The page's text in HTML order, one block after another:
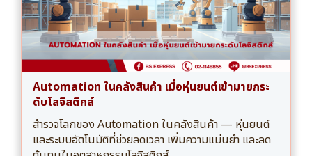
Automation ในคลังสินค้า เมื่อหุ่นยนต์เข้ามายกระ
ดับโลจิสติกส์
สำรวจโลกของ Automation ในคลังสินค้า — หุ่นยนต์
และระบบอัตโนมัติที่ช่วยลดเวลา เพิ่มความแม่นยำ และลด